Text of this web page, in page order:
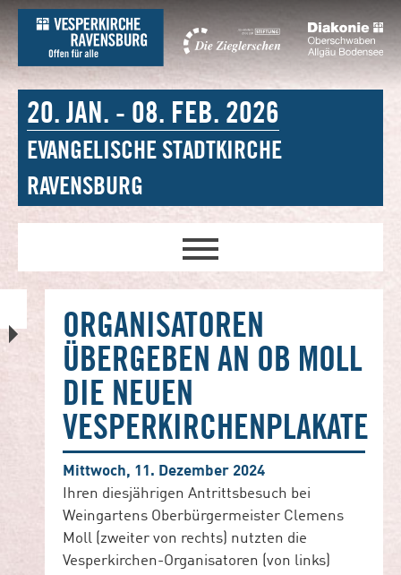
20. JAN. - 08. FEB. 2026
EVANGELISCHE STADTKIRCHE
RAVENSBURG
ORGANISATOREN
ÜBERGEBEN AN OB MOLL
DIE NEUEN
VESPERKIRCHENPLAKATE
Mittwoch, 11. Dezember 2024
Ihren diesjährigen Antrittsbesuch bei
Weingartens Oberbürgermeister Clemens
Moll (zweiter von rechts) nutzten die
Vesperkirchen-Organisatoren (von links)